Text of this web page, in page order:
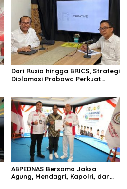
Dari Rusia hingga BRICS, Strategi
Diplomasi Prabowo Perkuat
ABPEDNAS Bersama Jaksa
Agung, Mendagri, Kapolri, dan